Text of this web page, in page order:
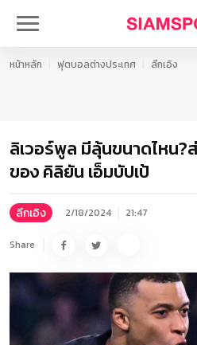
หน้าหลัก ฟุตบอลต่างประเทศ ลีกเอิง
ลิเวอร์พูล มีลุ้นขนาดไหน?
ของ คิลิยัน เอ็มบัปเป้
ลีกเอิง 2/18/2024 21:47
Share